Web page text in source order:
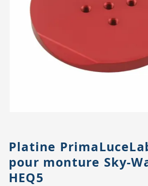
Accessoires pour montures
Pièces détachées
Platine
pour monture Sky-
HEQ5